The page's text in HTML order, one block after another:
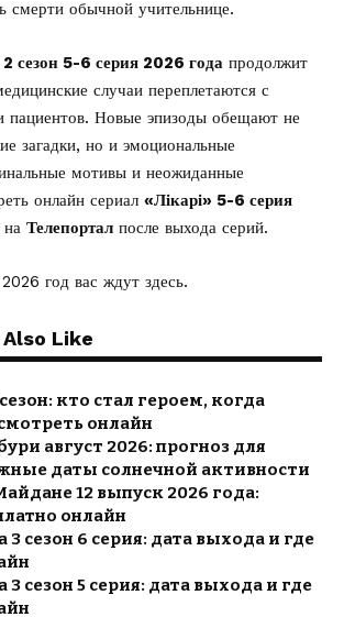
смерти обычной учительнице.
2 сезон 5-6 серия 2026 года продолжит
случаи переплетаются с
пациентов. Новые эпизоды обещают не
загадки, но и эмоциональные
мотивы и неожиданные
онлайн сериал «Лікарі» 5-6 серия
Телепортал после выхода серий.
год вас ждут здесь.
Like
кто стал героем, когда
онлайн
август 2026: прогноз для
даты солнечной активности
12 выпуск 2026 года:
онлайн
сезон 6 серия: дата выхода и где
сезон 5 серия: дата выхода и где